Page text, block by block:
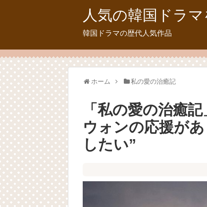
人気の韓国ドラ
韓国ドラマの歴代人気作品
ホーム 私の愛の治癒記
「私の愛の治癒
ウォンの応援が
したい”